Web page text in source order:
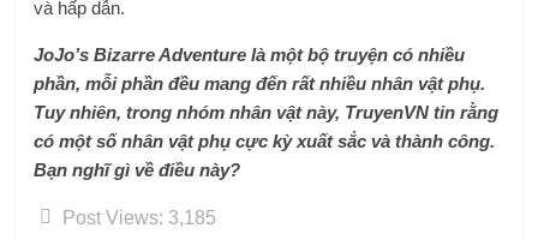
và hấp dẫn.
JoJo’s Bizarre Adventure là một bộ truyện có nhiều
phần, mỗi phần đều mang đến rất nhiều nhân vật phụ.
Tuy nhiên, trong nhóm nhân vật này, TruyenVN tin rằng
có một số nhân vật phụ cực kỳ xuất sắc và thành công.
Bạn nghĩ gì về điều này?
Post Views: 3,185